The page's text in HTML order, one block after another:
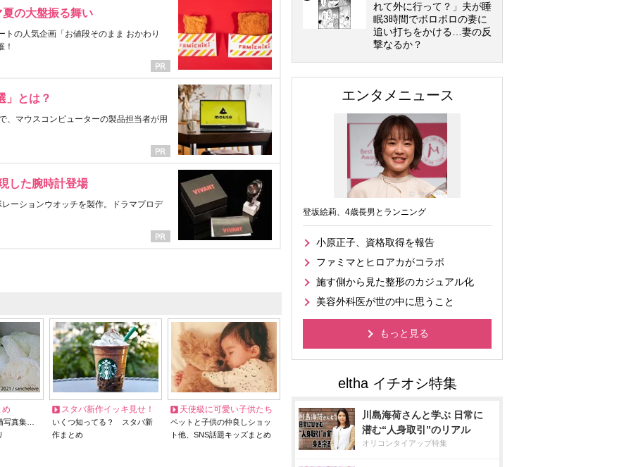
の大盤振る舞い
の人気企画「お値段そのまま おかわり
！
」とは？
、マウスコンピューターの製品担当者が用
した腕時計登場
ーションウオッチを製作。ドラマプロデ
め
写真集…
スタバ新作イッキ見せ！
いくつ知ってる？ スタバ新
作まとめ
天使級に可愛い子供たち
ペットと子供の仲良しショッ
ト他、SNS話題キッズまとめ
れて外に行って？」夫が睡
眠3時間でボロボロの妻に
追い打ちをかける…妻の反
撃なるか？
エンタメニュース
登坂絵莉、4歳長男とランニング
小原正子、資格取得を報告
ファミマとヒロアカがコラボ
施す側から見た整形のカジュアル化
美容外科医が世の中に思うこと
もっと見る
川島海荷さんと学ぶ 日常に
潜む“人身取引”のリアル
オリコンタイアップ特集